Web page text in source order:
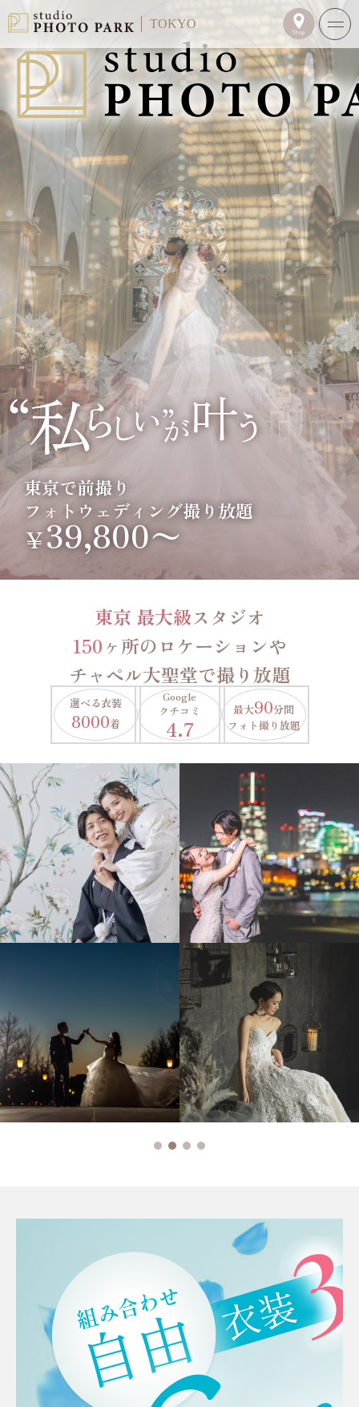
TOKYO
東京で前撮り
フォトウェディング撮り放題
￥39,800〜
東京 最大級スタジオ
150ヶ所のロケーションや
チャペル大聖堂で撮り放題
選べる衣装
8000着
Google
クチコミ
4.7
最大90分間
フォト撮り放題